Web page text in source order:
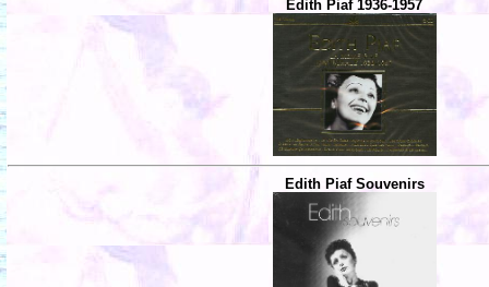
Edith Piaf 1936-1957
Edith Piaf Souvenirs